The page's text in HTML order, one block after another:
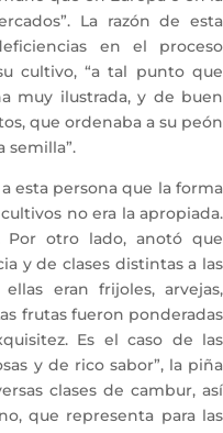
La razón de esta
en el proceso
cultivo, “a tal punto que
muy ilustrada, y de buen
que ordenaba a su peón
semilla”.
persona que la forma
no era la apropiada.
otro lado, anotó que
y de clases distintas a las
eran frijoles, arvejas,
frutas fueron ponderadas
Es el caso de las
y de rico sabor”, la piña
clases de cambur, así
que representa para las